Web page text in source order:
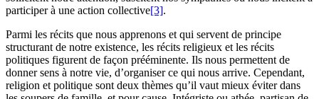
participer à une action collective[3].
Parmi les récits que nous apprenons et qui servent de principe
structurant de notre existence, les récits religieux et les récits
politiques figurent de façon prééminente. Ils nous permettent de
donner sens à notre vie, d’organiser ce qui nous arrive. Cependant,
religion et politique sont deux thèmes qu’il vaut mieux éviter dans